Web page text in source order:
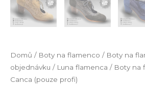
Domů / Boty na flamenco / Boty na
objednávku / Luna flamenca / Boty na
Canca (pouze profi)